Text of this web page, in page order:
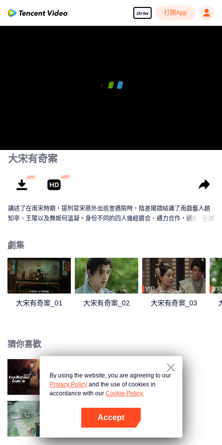
zh-tw 打開App
大宋有奇案
講述了在南宋時期，提刑官宋慈外出巡查遇險時，陰差陽錯結識了南戲藝人趙
知亭、王陵以及舞姬何溫凝。身份不同的四人幾經磨合、通力合作，通過推理
全部
劇集
大宋有奇案_01 大宋有奇案_02
VIP
大宋有奇案_03
VIP
猜你喜歡
長安秘聞錄
將軍家的小兒子
By using the website, you are agreeing to our
Privacy Policy and the use of cookies in
accordance with our Cookie Policy.
Accept